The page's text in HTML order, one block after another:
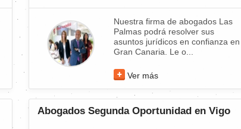
Nuestra firma de abogados Las
Palmas podrá resolver sus
asuntos jurídicos en confianza en
Gran Canaria. Le o...
Ver más
Abogados Segunda Oportunidad en Vigo